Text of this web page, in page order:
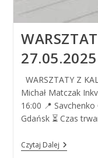
27.05.2025
WARSZTATY Z
Michał Matczak
16:00 📍
Gdańsk ⏳ Czas
Czytaj Dalej
Z